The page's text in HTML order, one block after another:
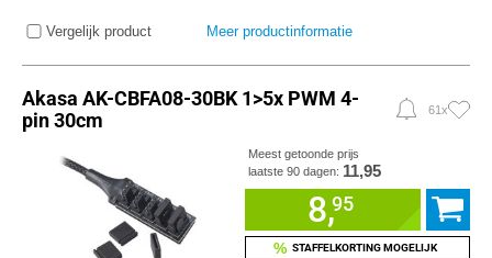
Vergelijk product Meer productinformatie
Akasa AK-CBFA08-30BK 1>5x PWM 4-
pin 30cm
61x
Meest getoonde prijs
laatste 90 dagen: 11,95
8,95
% STAFFELKORTING MOGELIJK